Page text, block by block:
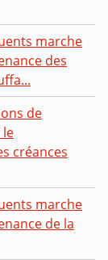
marche
des
de
créances
marche
de la